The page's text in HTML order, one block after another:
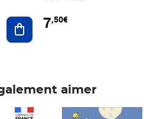
Ajouter au panier
7,50€
aimer
Prix 7,50€